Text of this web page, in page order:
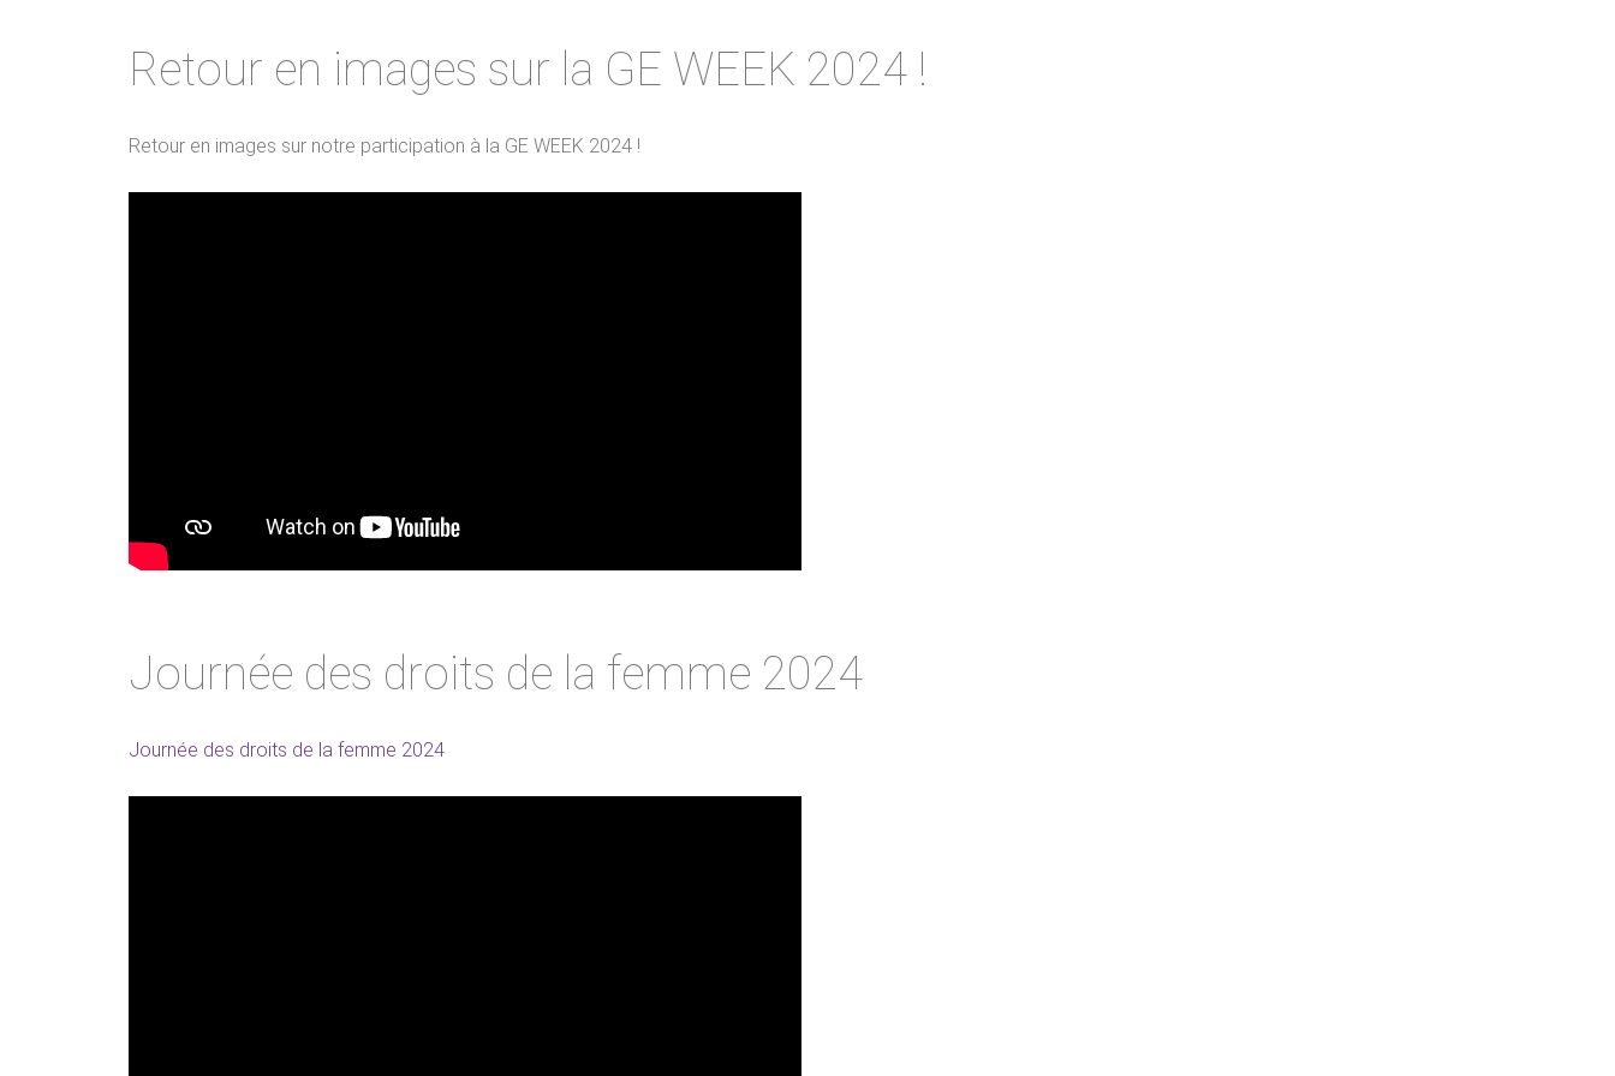
Retour en images sur la GE WEEK 2024 !
Retour en images sur notre participation à la GE WEEK 2024 !
Journée des droits de la femme 2024
Journée des droits de la femme 2024